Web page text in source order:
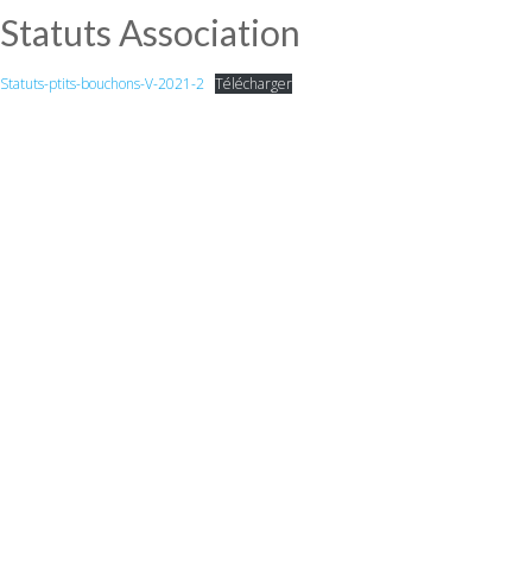
Statuts Association
Statuts-ptits-bouchons-V-2021-2 Télécharger